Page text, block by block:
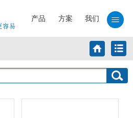
产品 方案 我们